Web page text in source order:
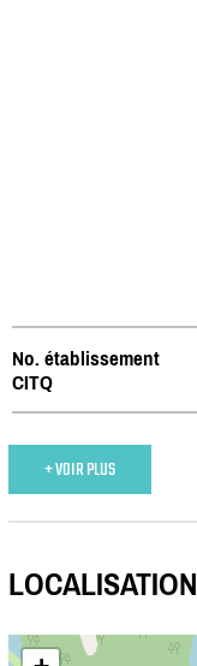
No. établissement
CITQ
+ VOIR PLUS
LOCALISATION